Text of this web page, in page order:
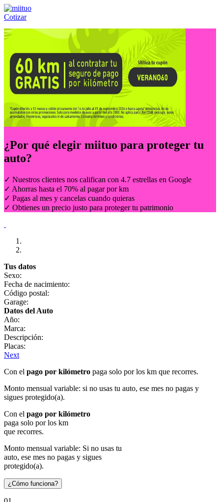
Cotizar
Llámanos al:(55) 84-21-05-00 ó
¿Por qué elegir miituo para proteger tu
auto?
✓ Nuestros clientes nos califican con 4.7 estrellas en Google
✓ Ahorras hasta el 70% al pagar por km
✓ Pagas al mes y cancelas cuando quieras
✓ Obtienes un precio justo para proteger tu patrimonio
Tus datos
Sexo:
Fecha de nacimiento:
Código postal:
Garage:
Datos del Auto
Año:
Marca:
Descripción:
Placas:
Next
Con el pago por kilómetro paga solo por los km que recorres.
Monto mensual variable: si no usas tu auto, ese mes no pagas y
sigues protegido(a).
Con el pago por kilómetro
paga solo por los km
que recorres.
Monto mensual variable: Si no usas tu
auto, ese mes no pagas y sigues
protegido(a).
¿Cómo funciona?